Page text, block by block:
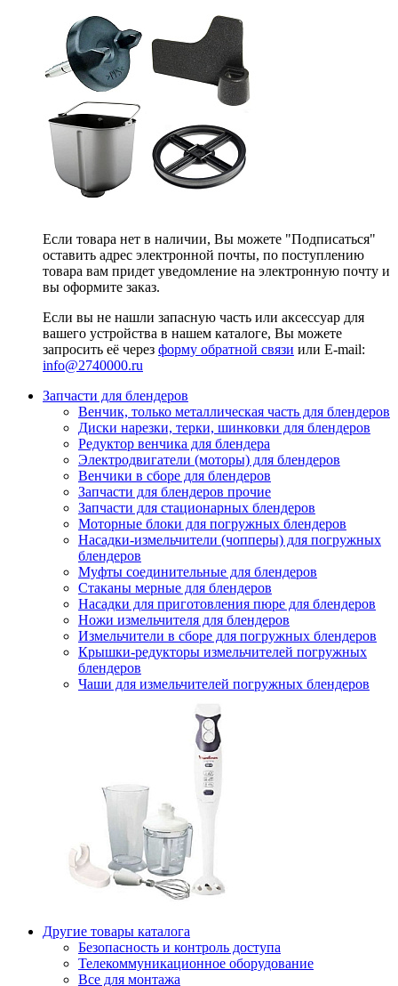
Если товара нет в наличии, Вы можете "Подписаться"
оставить адрес электронной почты, по поступлению
товара вам придет уведомление на электронную почту и
вы оформите заказ.
Если вы не нашли запасную часть или аксессуар для
вашего устройства в нашем каталоге, Вы можете
запросить её через форму обратной связи или E-mail:
info@2740000.ru
Запчасти для блендеров
Венчик, только металлическая часть для блендеров
Диски нарезки, терки, шинковки для блендеров
Редуктор венчика для блендера
Электродвигатели (моторы) для блендеров
Венчики в сборе для блендеров
Запчасти для блендеров прочие
Запчасти для стационарных блендеров
Моторные блоки для погружных блендеров
Насадки-измельчители (чопперы) для погружных
блендеров
Муфты соединительные для блендеров
Стаканы мерные для блендеров
Насадки для приготовления пюре для блендеров
Ножи измельчителя для блендеров
Измельчители в сборе для погружных блендеров
Крышки-редукторы измельчителей погружных
блендеров
Чаши для измельчителей погружных блендеров
Другие товары каталога
Безопасность и контроль доступа
Телекоммуникационное оборудование
Все для монтажа